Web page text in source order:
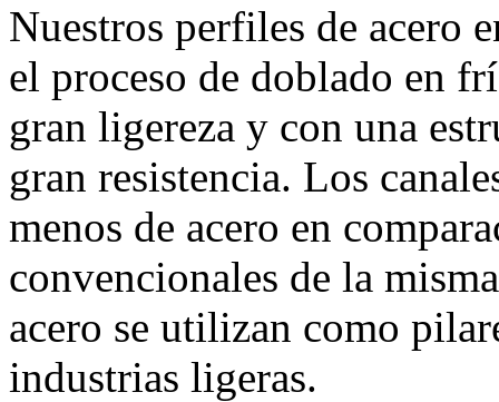
Nuestros perfiles de acero
el proceso de doblado en
gran ligereza y con una
gran resistencia. Los
menos de acero en
convencionales de la
acero se utilizan como
industrias ligeras.